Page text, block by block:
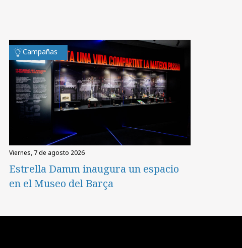
Campañas
viernes, 7 de agosto 2026
Estrella Damm inaugura un espacio
en el Museo del Barça